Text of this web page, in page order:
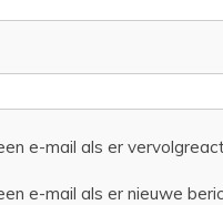
e-mail als er
e-mail als er nieuwe